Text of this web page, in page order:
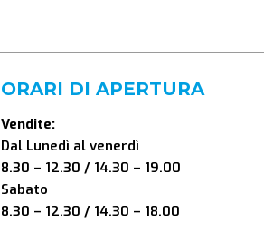
ORARI DI APERTURA
Vendite:
Dal Lunedì al venerdì
8.30 – 12.30 / 14.30 – 19.00
Sabato
8.30 – 12.30 / 14.30 – 18.00